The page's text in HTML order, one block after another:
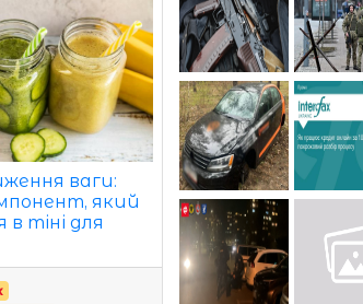
ваги:
який
тіні для